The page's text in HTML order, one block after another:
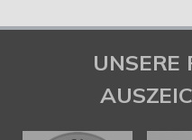
UNSERE